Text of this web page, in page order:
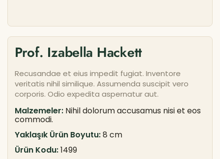
Prof. Izabella Hackett
Recusandae et eius impedit fugiat. Inventore
veritatis nihil similique. Assumenda suscipit vero
corporis. Odio expedita aspernatur aut.
Malzemeler: Nihil dolorum accusamus nisi et eos
commodi.
Yaklaşık Ürün Boyutu:8 cm
Ürün Kodu:1499